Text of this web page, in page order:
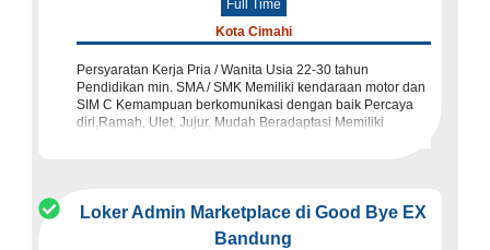
Full Time
Kota Cimahi
Persyaratan Kerja Pria / Wanita Usia 22-30 tahun
Pendidikan min. SMA / SMK Memiliki kendaraan motor dan
SIM C Kemampuan berkomunikasi dengan baik Percaya
diri,Ramah, Ulet, Jujur, Mudah Beradaptasi Memiliki
Loker Admin Marketplace di Good Bye EX
Bandung